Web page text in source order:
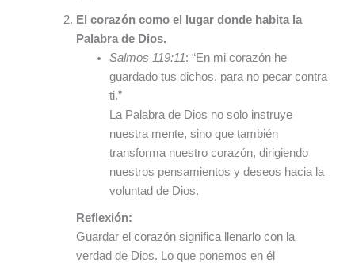
El corazón como el lugar donde habita la
Palabra de Dios.
Salmos 119:11: “En mi corazón he
guardado tus dichos, para no pecar contra
ti.”
La Palabra de Dios no solo instruye
nuestra mente, sino que también
transforma nuestro corazón, dirigiendo
nuestros pensamientos y deseos hacia la
voluntad de Dios.
Reflexión:
Guardar el corazón significa llenarlo con la
verdad de Dios. Lo que ponemos en él